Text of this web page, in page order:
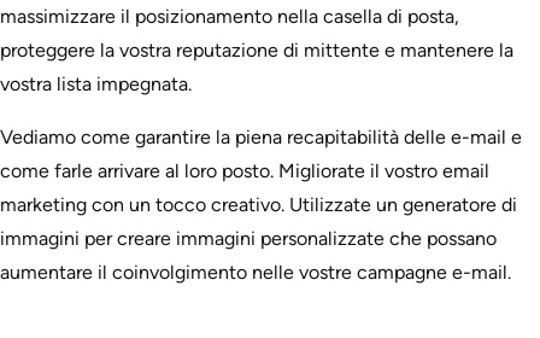
massimizzare il posizionamento nella casella di posta,
proteggere la vostra reputazione di mittente e mantenere la
vostra lista impegnata.
Vediamo come garantire la piena recapitabilità delle e-mail e
come farle arrivare al loro posto. Migliorate il vostro email
marketing con un tocco creativo. Utilizzate un generatore di
immagini per creare immagini personalizzate che possano
aumentare il coinvolgimento nelle vostre campagne e-mail.